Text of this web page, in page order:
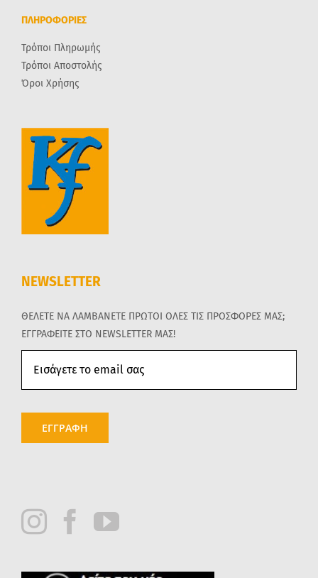
ΠΛΗΡΟΦΟΡΙΕΣ
Τρόποι Πληρωμής
Τρόποι Αποστολής
Όροι Χρήσης
NEWSLETTER
ΘΕΛΕΤΕ ΝΑ ΛΑΜΒΑΝΕΤΕ ΠΡΩΤΟΙ ΟΛΕΣ ΤΙΣ ΠΡΟΣΦΟΡΕΣ ΜΑΣ;
ΕΓΓΡΑΦΕΙΤΕ ΣΤΟ NEWSLETTER ΜΑΣ!
ΕΓΓΡΑΦΗ